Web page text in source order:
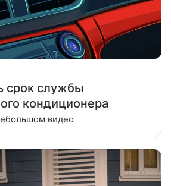
срок службы
кондиционера
видео